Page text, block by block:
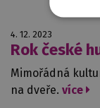
4. 12. 2023
Rok české
Mimořádná
na dveře. více